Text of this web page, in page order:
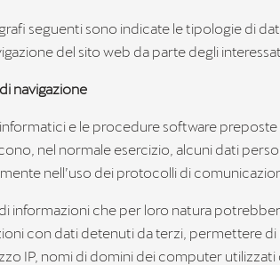
seguenti sono indicate le tipologie di
del sito web da parte degli
navigazione
e le procedure software
nel normale esercizio, alcuni dati
nell’uso dei protocolli di
informazioni che per loro natura
con dati detenuti da terzi, permettere
IP, nomi di domini dei computer